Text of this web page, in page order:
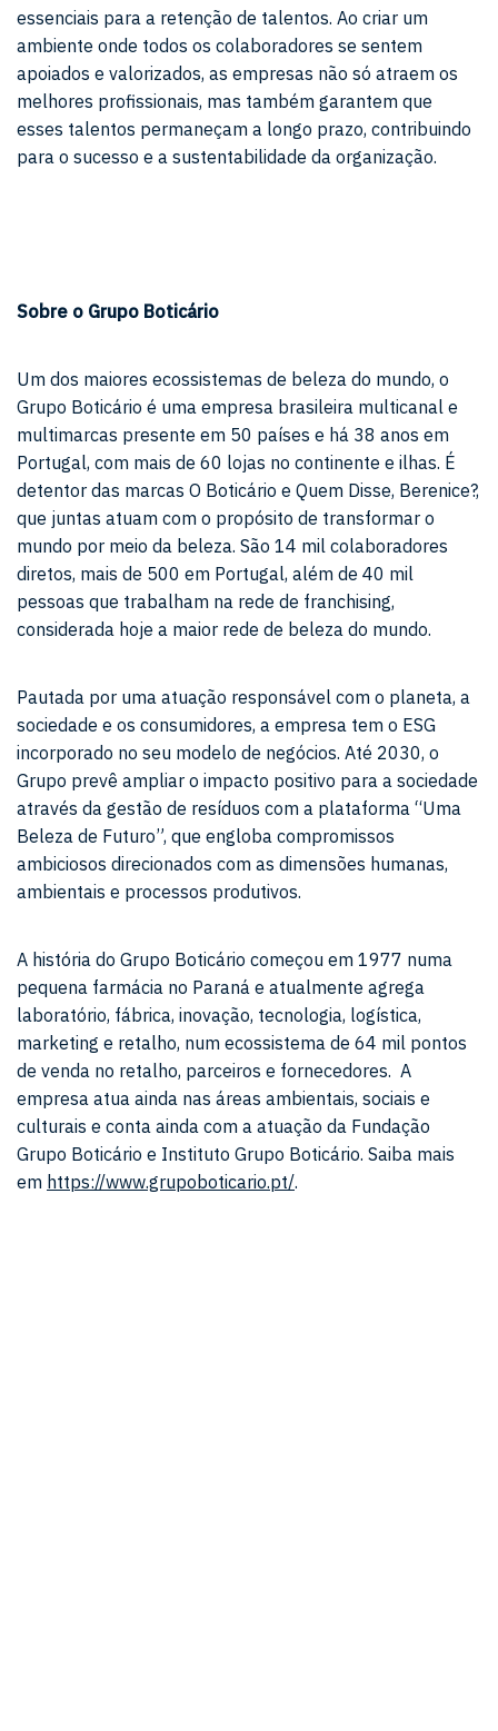
essenciais para a retenção de talentos. Ao criar um
ambiente onde todos os colaboradores se sentem
apoiados e valorizados, as empresas não só atraem os
melhores profissionais, mas também garantem que
esses talentos permaneçam a longo prazo, contribuindo
para o sucesso e a sustentabilidade da organização.
Sobre o Grupo Boticário
Um dos maiores ecossistemas de beleza do mundo, o
Grupo Boticário é uma empresa brasileira multicanal e
multimarcas presente em 50 países e há 38 anos em
Portugal, com mais de 60 lojas no continente e ilhas. É
detentor das marcas O Boticário e Quem Disse, Berenice?,
que juntas atuam com o propósito de transformar o
mundo por meio da beleza. São 14 mil colaboradores
diretos, mais de 500 em Portugal, além de 40 mil
pessoas que trabalham na rede de franchising,
considerada hoje a maior rede de beleza do mundo.
Pautada por uma atuação responsável com o planeta, a
sociedade e os consumidores, a empresa tem o ESG
incorporado no seu modelo de negócios. Até 2030, o
Grupo prevê ampliar o impacto positivo para a sociedade
através da gestão de resíduos com a plataforma “Uma
Beleza de Futuro”, que engloba compromissos
ambiciosos direcionados com as dimensões humanas,
ambientais e processos produtivos.
A história do Grupo Boticário começou em 1977 numa
pequena farmácia no Paraná e atualmente agrega
laboratório, fábrica, inovação, tecnologia, logística,
marketing e retalho, num ecossistema de 64 mil pontos
de venda no retalho, parceiros e fornecedores. A
empresa atua ainda nas áreas ambientais, sociais e
culturais e conta ainda com a atuação da Fundação
Grupo Boticário e Instituto Grupo Boticário. Saiba mais
em https://www.grupoboticario.pt/.